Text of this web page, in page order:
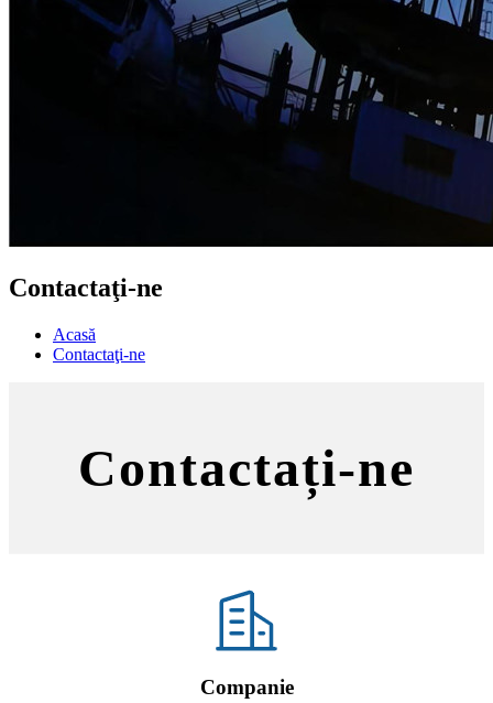
Contactaţi-ne
Acasă
Contactaţi-ne
Contactați-ne
Companie